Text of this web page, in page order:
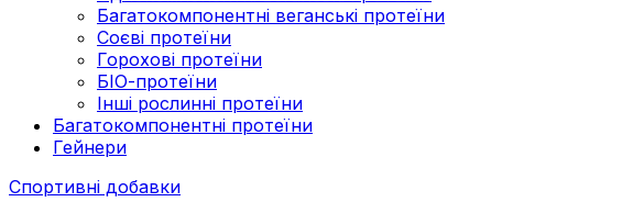
Багатокомпонентні веганські протеїни
Cоєві протеїни
Горохові протеїни
БІО-протеїни
Інші рослинні протеїни
Багатокомпонентні протеїни
Гейнери
Спортивні добавки